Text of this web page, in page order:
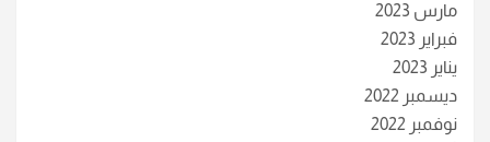
مارس 2023
فبراير 2023
يناير 2023
ديسمبر 2022
نوفمبر 2022